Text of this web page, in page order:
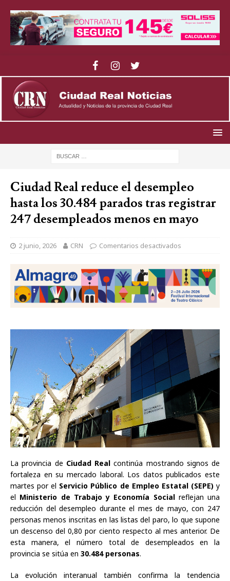
Ciudad Real reduce el desempleo
hasta los 30.484 parados tras registrar
247 desempleados menos en mayo
2 junio, 2026 CRN Comentarios desactivados
La provincia de Ciudad Real continúa mostrando signos de
fortaleza en su mercado laboral. Los datos publicados este
martes por el Servicio Público de Empleo Estatal (SEPE)y
el Ministerio de Trabajo y Economía Socialreflejan una
reducción del desempleo durante el mes de mayo, con 247
personas menos inscritas en las listas del paro, lo que supone
un descenso del 0,80 por ciento respecto al mes anterior. De
esta manera, el número total de desempleados en la
provincia se sitúa en 30.484 personas.
La evolución interanual también confirma la tendencia